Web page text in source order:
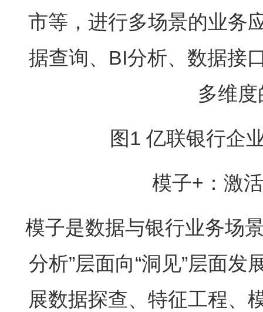
市等，进行多场景的业务
据查询、BI分析、数据接
多维
图1 亿联银行企
模子+：激
模子是数据与银行业务场
分析”层面向“洞见”层面
展数据探查、特征工程、